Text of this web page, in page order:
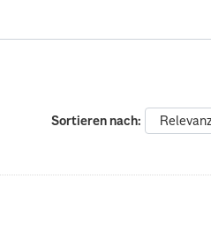
Sortieren nach